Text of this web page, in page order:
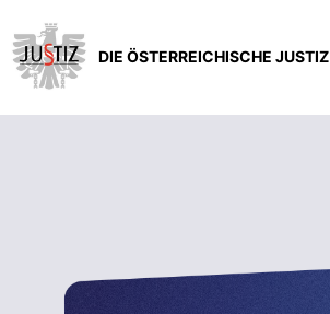
DIE ÖSTERREICHISCHE JUSTIZ